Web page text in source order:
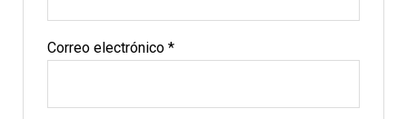
Correo electrónico*